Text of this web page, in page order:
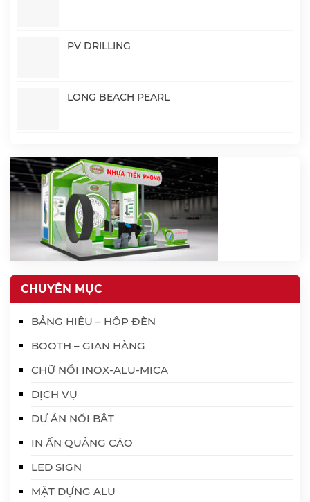
PV DRILLING
LONG BEACH PEARL
CHUYÊN MỤC
BẢNG HIỆU – HỘP ĐÈN
BOOTH – GIAN HÀNG
CHỮ NỔI INOX-ALU-MICA
DỊCH VỤ
DỰ ÁN NỔI BẬT
IN ẤN QUẢNG CÁO
LED SIGN
MẶT DỰNG ALU